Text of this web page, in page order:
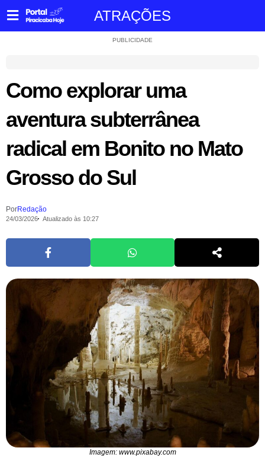
ATRAÇÕES
PUBLICIDADE
Como explorar uma
aventura subterrânea
radical em Bonito no Mato
Grosso do Sul
PorRedação
24/03/2026 Atualizado às 10:27
Imagem: www.pixabay.com